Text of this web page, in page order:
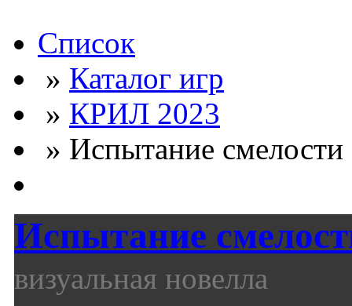
Список
» Каталог игр
» КРИЛ 2023
» Испытание
Испытание
визуальная новелла